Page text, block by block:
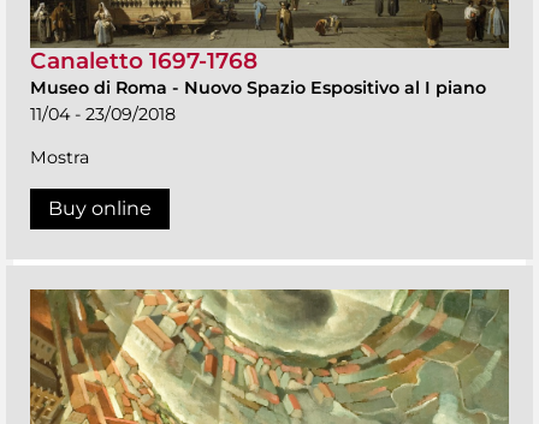
Canaletto 1697-1768
Museo di Roma - Nuovo Spazio Espositivo al I piano
11/04 - 23/09/2018
Mostra
Buy online